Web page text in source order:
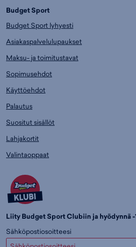
Budget Sport
Budget Sport lyhyesti
Asiakaspalvelulupaukset
Maksu- ja toimitustavat
Sopimusehdot
Käyttöehdot
Palautus
Suositut sisällöt
Lahjakortit
Valintaoppaat
Liity Budget Sport Clubiin ja hyödynnä -
Sähköpostiosoitteesi